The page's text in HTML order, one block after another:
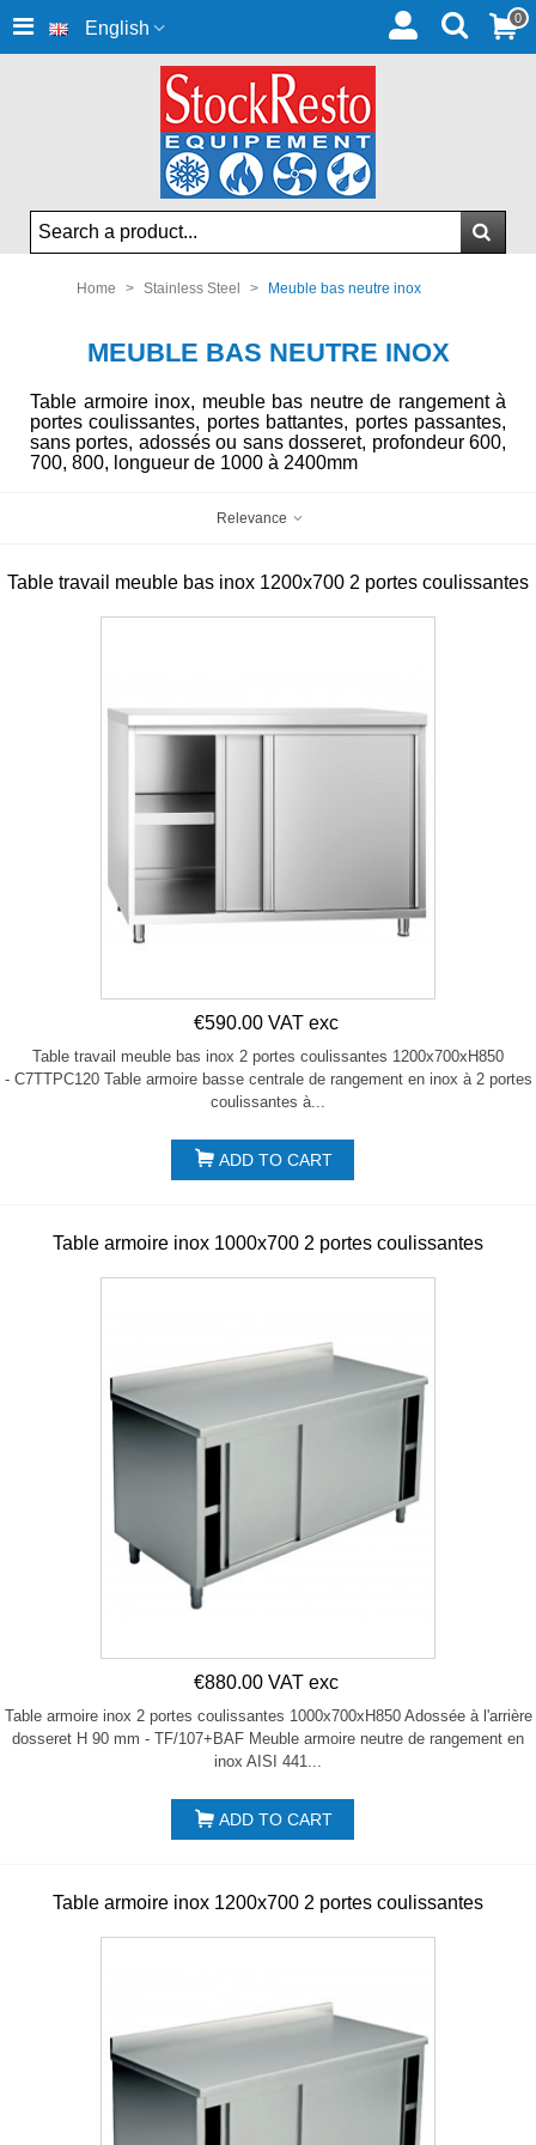
English 0
Home > Stainless Steel > Meuble bas neutre inox
MEUBLE BAS NEUTRE INOX
Table armoire inox, meuble bas neutre de rangement à
portes coulissantes, portes battantes, portes passantes,
sans portes, adossés ou sans dosseret, profondeur 600,
700, 800, longueur de 1000 à 2400mm
Relevance
Table travail meuble bas inox 1200x700 2 portes coulissantes
€590.00 VAT exc
Table travail meuble bas inox 2 portes coulissantes 1200x700xH850
- C7TTPC120 Table armoire basse centrale de rangement en inox à 2 portes
coulissantes à...
ADD TO CART
Table armoire inox 1000x700 2 portes coulissantes
€880.00 VAT exc
Table armoire inox 2 portes coulissantes 1000x700xH850 Adossée à l'arrière
dosseret H 90 mm - TF/107+BAF Meuble armoire neutre de rangement en
inox AISI 441...
ADD TO CART
Table armoire inox 1200x700 2 portes coulissantes